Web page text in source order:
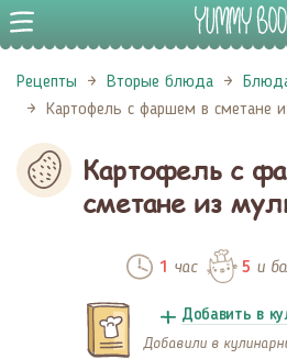
Рецепты Вторые блюда
Картофель с фаршем в сметане
Картофель с
сметане из
1 час 5 и
Добавить в
Добавили в